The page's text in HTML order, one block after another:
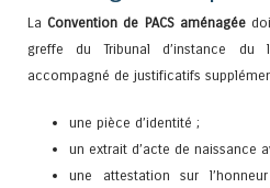
La Convention de PACS aménagée
greffe du Tribunal d’instance du
accompagné de justificatifs
une pièce d’identité ;
un extrait d’acte de naissance
une attestation sur